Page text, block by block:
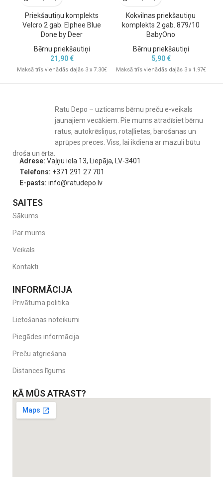
Priekšautiņu komplekts
Velcro 2 gab. Elphee Blue
Done by Deer
Bērnu priekšautiņi
21,90€
Maksā trīs vienādās daļās 3 x 7.30€
Kokvilnas priekšautiņu
komplekts 2 gab. 879/10
BabyOno
Bērnu priekšautiņi
5,90€
Maksā trīs vienādās daļās 3 x 1.97€
Ratu Depo – uzticams bērnu preču e-veikals
jaunajiem vecākiem. Pie mums atradīsiet bērnu
ratus, autokrēsliņus, rotaļlietas, barošanas un
aprūpes preces. Viss, lai ikdiena ar mazuli būtu
droša un ērta.
Adrese: Vaļņu iela 13, Liepāja, LV-3401
Telefons: +371 291 27 701
E-pasts: info@ratudepo.lv
SAITES
Sākums
Par mums
Veikals
Kontakti
INFORMĀCIJA
Privātuma politika
Lietošanas noteikumi
Piegādes informācija
Preču atgriešana
Distances līgums
KĀ MŪS ATRAST?